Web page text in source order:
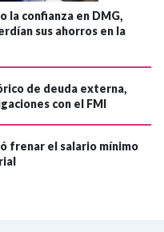
la confianza en DMG,
sus ahorros en la
de deuda externa,
con el FMI
frenar el salario mínimo